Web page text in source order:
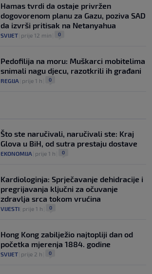
Hamas tvrdi da ostaje privržen
dogovorenom planu za Gazu, poziva SAD
da izvrši pritisak na Netanyahua
SVIJET prije 12 min 0
Pedofilija na moru: Muškarci mobitelima
snimali nagu djecu, razotkrili ih građani
REGIJA prije 1 h 0
Što ste naručivali, naručivali ste: Kraj
Glova u BiH, od sutra prestaju dostave
EKONOMIJA prije 1 h 0
Kardiologinja: Sprječavanje dehidracije i
pregrijavanja ključni za očuvanje
zdravlja srca tokom vrućina
VIJESTI prije 1 h 0
Hong Kong zabilježio najtopliji dan od
početka mjerenja 1884. godine
SVIJET prije 2 h 0